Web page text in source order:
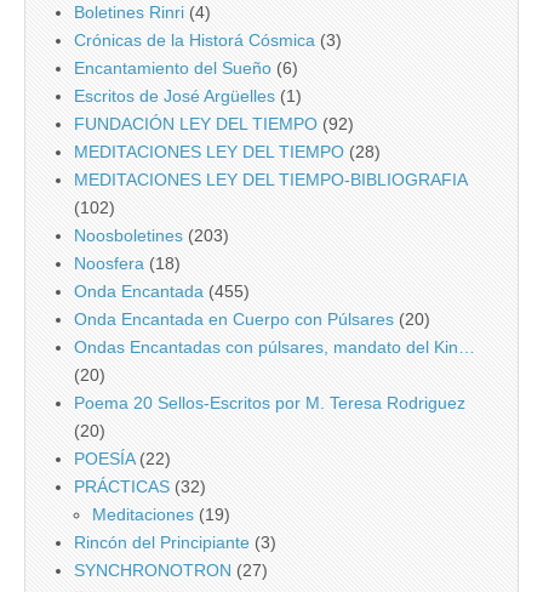
Boletines Rinri (4)
Crónicas de la Historá Cósmica (3)
Encantamiento del Sueño (6)
Escritos de José Argüelles (1)
FUNDACIÓN LEY DEL TIEMPO (92)
MEDITACIONES LEY DEL TIEMPO (28)
MEDITACIONES LEY DEL TIEMPO-BIBLIOGRAFIA
(102)
Noosboletines (203)
Noosfera (18)
Onda Encantada (455)
Onda Encantada en Cuerpo con Púlsares (20)
Ondas Encantadas con púlsares, mandato del Kin…
(20)
Poema 20 Sellos-Escritos por M. Teresa Rodriguez
(20)
POESÍA(22)
PRÁCTICAS (32)
Meditaciones (19)
Rincón del Principiante (3)
SYNCHRONOTRON (27)